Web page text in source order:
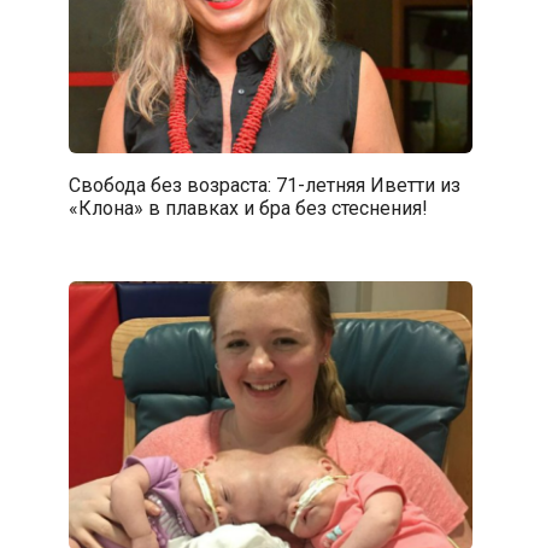
Свобода без возраста: 71-летняя Иветти из
«Клона» в плавках и бра без стеснения!